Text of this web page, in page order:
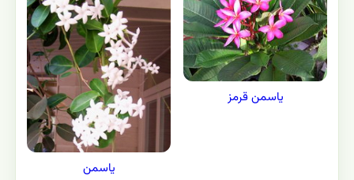
یاسمن قرمز
یاسمن